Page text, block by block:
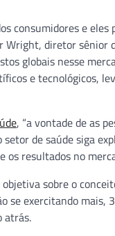
consumidores e
Wright, diretor sênior
globais nesse
e tecnológicos,
, “a vontade de as
de saúde siga
resultados no
sobre o
se exercitando mais,
atrás.